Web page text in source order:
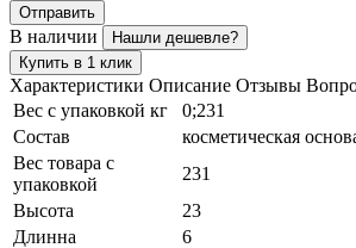
Отправить
В наличии
Нашли дешевле?
Купить в 1 клик
Характеристики Описание Отзывы
Вес с упаковкой кг
0;231
Состав
косметическая
Вес товара с
упаковкой
231
Высота
23
Длинна
6